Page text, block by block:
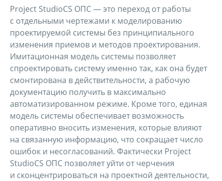
Project StudioCS ОПС — это переход от работы
с отдельными чертежами к моделированию
проектируемой системы без принципиального
изменения приемов и методов проектирования.
Имитационная модель системы позволяет
спроектировать систему именно так, как она будет
смонтирована в действительности, а рабочую
документацию получить в максимально
автоматизированном режиме. Кроме того, единая
модель системы обеспечивает возможность
оперативно вносить изменения, которые влияют
на связанную информацию, что сокращает число
ошибок и несогласований. Фактически Project
StudioCS ОПС позволяет уйти от черчения
и сконцентрироваться на проектной деятельности,